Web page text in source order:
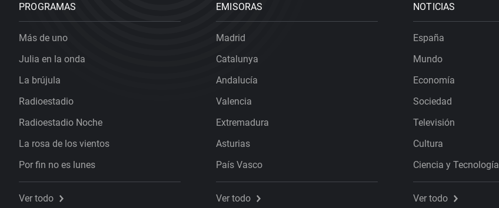
PROGRAMAS
Más de uno
Julia en la onda
La brújula
Radioestadio
Radioestadio Noche
La rosa de los vientos
Por fin no es lunes
Ver todo
EMISORAS
Madrid
Catalunya
Andalucía
Valencia
Extremadura
Asturias
País Vasco
Ver todo
NOTICIAS
España
Mundo
Economía
Sociedad
Televisión
Cultura
Ciencia y Tecnología
Ver todo